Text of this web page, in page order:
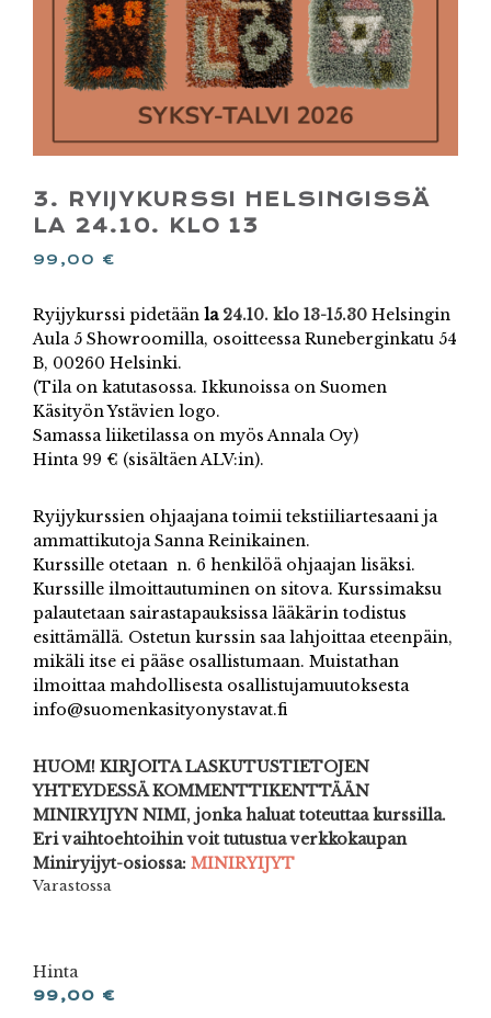
3. RYIJYKURSSI HELSINGISSÄ
LA 24.10. KLO 13
99,00 €
Ryijykurssi pidetään la24.10. klo 13-15.30 Helsingin
Aula 5 Showroomilla, osoitteessa Runeberginkatu 54
B, 00260 Helsinki.
(Tila on katutasossa. Ikkunoissa on Suomen
Käsityön Ystävien logo.
Samassa liiketilassa on myös Annala Oy)
Hinta 99 € (sisältäen ALV:in).
Ryijykurssien ohjaajana toimii tekstiiliartesaani ja
ammattikutoja Sanna Reinikainen.
Kurssille otetaan n. 6 henkilöä ohjaajan lisäksi.
Kurssille ilmoittautuminen on sitova. Kurssimaksu
palautetaan sairastapauksissa lääkärin todistus
esittämällä. Ostetun kurssin saa lahjoittaa eteenpäin,
mikäli itse ei pääse osallistumaan. Muistathan
ilmoittaa mahdollisesta osallistujamuutoksesta
info@suomenkasityonystavat.fi
HUOM! KIRJOITA LASKUTUSTIETOJEN
YHTEYDESSÄ KOMMENTTIKENTTÄÄN
MINIRYIJYN NIMI, jonka haluat toteuttaa kurssilla.
Eri vaihtoehtoihin voit tutustua verkkokaupan
Miniryijyt-osiossa: MINIRYIJYT
Varastossa
Hinta
99,00 €